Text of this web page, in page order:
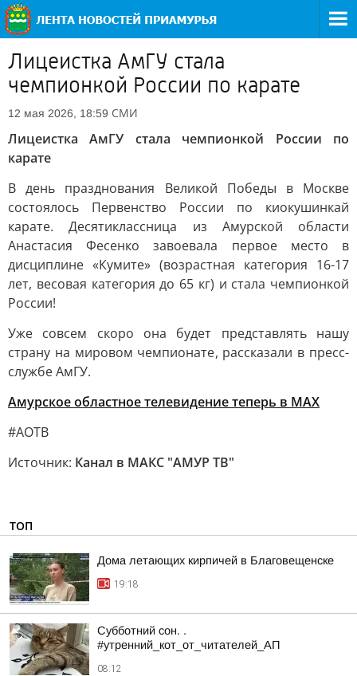
Лицеистка АмГУ стала
чемпионкой России по карате
12 мая 2026, 18:59 СМИ
Лицеистка АмГУ стала чемпионкой России по
карате
В день празднования Великой Победы в Москве
состоялось Первенство России по киокушинкай
карате. Десятиклассница из Амурской области
Анастасия Фесенко завоевала первое место в
дисциплине «Кумите» (возрастная категория 16-17
лет, весовая категория до 65 кг) и стала чемпионкой
России!
Уже совсем скоро она будет представлять нашу
страну на мировом чемпионате, рассказали в пресс-
службе АмГУ.
Амурское областное телевидение теперь в МАХ
#АОТВ
Источник: Канал в МАКС "АМУР ТВ"
ТОП
Дома летающих кирпичей в Благовещенске
19:18
Субботний сон. .
#утренний_кот_от_читателей_АП
08:12